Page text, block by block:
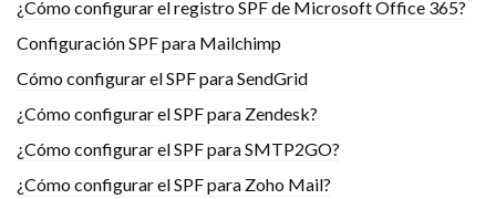
¿Cómo configurar el registro SPF de Microsoft Office 365?
Configuración SPF para Mailchimp
Cómo configurar el SPF para SendGrid
¿Cómo configurar el SPF para Zendesk?
¿Cómo configurar el SPF para SMTP2GO?
¿Cómo configurar el SPF para Zoho Mail?